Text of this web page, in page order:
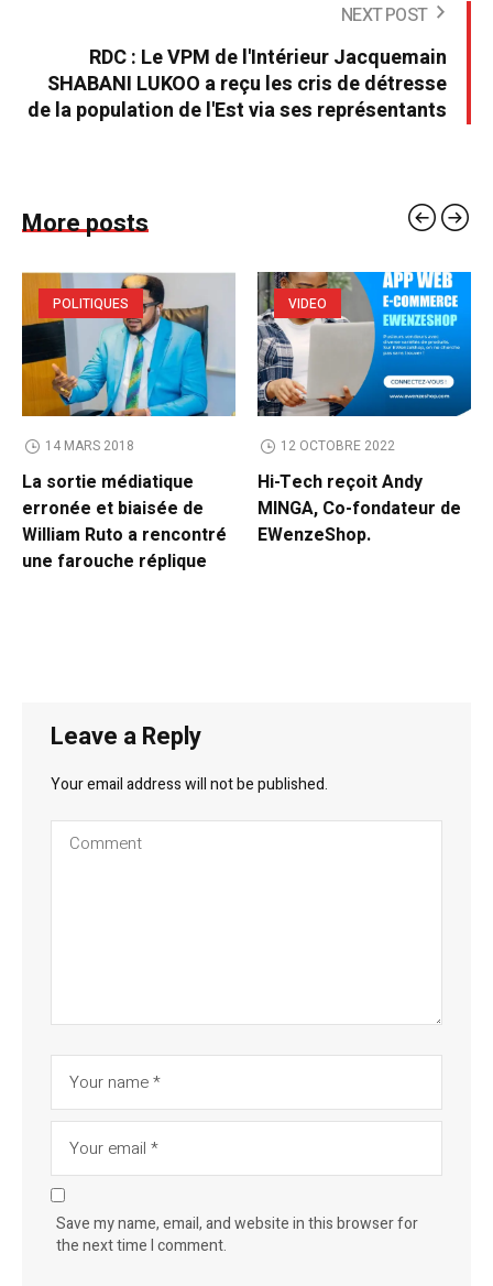
NEXT POST
RDC : Le VPM de l'Intérieur Jacquemain
SHABANI LUKOO a reçu les cris de détresse
de la population de l'Est via ses représentants
More posts
POLITIQUES
14 MARS 2018
La sortie médiatique
erronée et biaisée de
William Ruto a rencontré
une farouche réplique
VIDEO
12 OCTOBRE 2022
Hi-Tech reçoit Andy
MINGA, Co-fondateur de
EWenzeShop.
Leave a Reply
Your email address will not be published.
Save my name, email, and website in this browser for
the next time I comment.